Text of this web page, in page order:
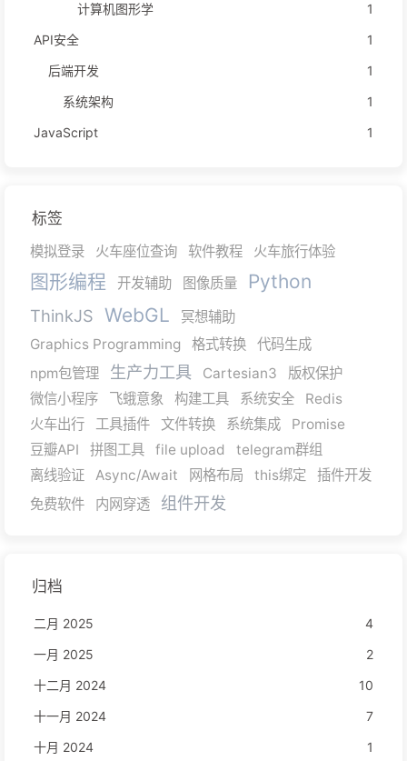
计算机图形学
1
API安全
1
后端开发
1
系统架构
1
JavaScript
1
标签
模拟登录 火车座位查询 软件教程 火车旅行体验
图形编程 开发辅助 图像质量 Python
ThinkJS WebGL
冥想辅助
Graphics Programming
格式转换
代码生成
npm包管理
生产力工具 Cartesian3
版权保护
微信小程序
飞蛾意象 构建工具 系统安全
Redis
火车出行
工具插件 文件转换 系统集成
Promise
豆瓣API
拼图工具 file upload
telegram群组
离线验证
Async/Await 网格布局 this绑定
插件开发
免费软件
内网穿透 组件开发
归档
二月 2025
4
一月 2025
2
十二月 2024
10
十一月 2024
7
十月 2024
1